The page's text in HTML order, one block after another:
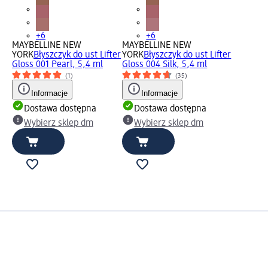
+6
MAYBELLINE NEW
YORKBłyszczyk do ust Lifter
Gloss 001 Pearl, 5,4 ml
(1)
Informacje
Dostawa dostępna
Wybierz sklep dm
+6
MAYBELLINE NEW
YORKBłyszczyk do ust Lifter
Gloss 004 Silk, 5,4 ml
(35)
Informacje
Dostawa dostępna
Wybierz sklep dm